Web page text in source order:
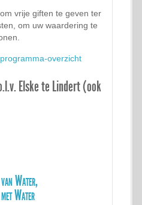
vrije giften te geven ter
om uw waardering te
overzicht
Elske te Lindert (ook
Water,
Water